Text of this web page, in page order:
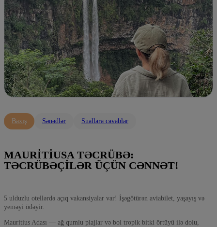
Baxış Sənədlər Suallara cavablar
MAURITIUSA TƏCRÜBƏ:
TƏCRÜBƏÇILƏR ÜÇÜN CƏNNƏT!
5 ulduzlu otellərdə açıq vakansiyalar var! İşəgötürən aviabilet, yaşayış və
yeməyi ödəyir.
Mauritius Adası — ağ qumlu plajlar və bol tropik bitki örtüyü ilə dolu,